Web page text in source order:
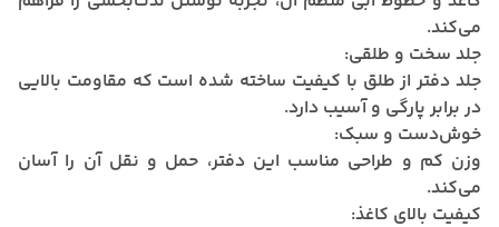
می‌کند.
جلد سخت و طلقی:
جلد دفتر از طلق با کیفیت ساخته شده است که مقاومت بالایی
در برابر پارگی و آسیب دارد.
خوش‌دست و سبک:
وزن کم و طراحی مناسب این دفتر، حمل و نقل آن را آسان
می‌کند.
کیفیت بالای کاغذ: